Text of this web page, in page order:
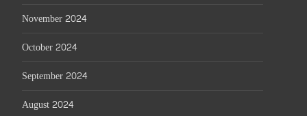
November 2024
October 2024
September 2024
August 2024